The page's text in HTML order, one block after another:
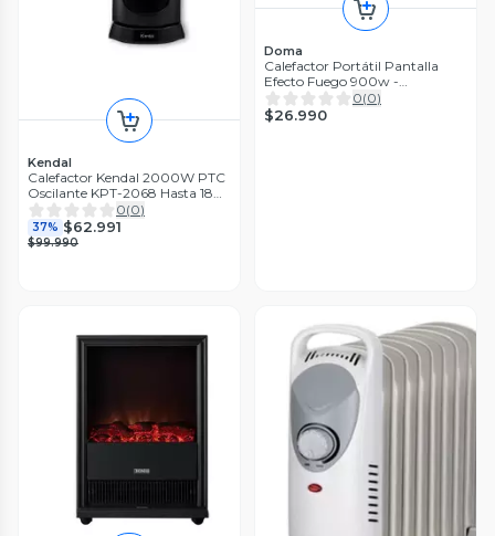
Kendal
Calefactor Kendal 2000W PTC
Oscilante KPT-2068 Hasta 18
M2
0(0)
37% $62.991
$99.990
Doma
Calefactor Portátil Pantalla
Efecto Fuego 900w -
Puntostore
0(0)
$26.990